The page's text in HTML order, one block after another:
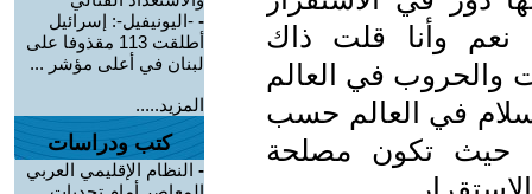
نعم وأنا قلت ذاك
والحروب في العالم
في العالم حسب
حيث تكون مصلحة
- -اليونيفيل-: إسرائيل
أطلقت 113 مقذوفا على
لبنان في أعلى مؤشر ...
المزيد.....
كتب ودراسات
- النظام الإقليمي العربي